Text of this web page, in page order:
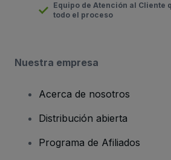
Equipo de Atención al Cliente
todo el proceso
Nuestra empresa
Acerca de nosotros
Distribución abierta
Programa de Afiliados